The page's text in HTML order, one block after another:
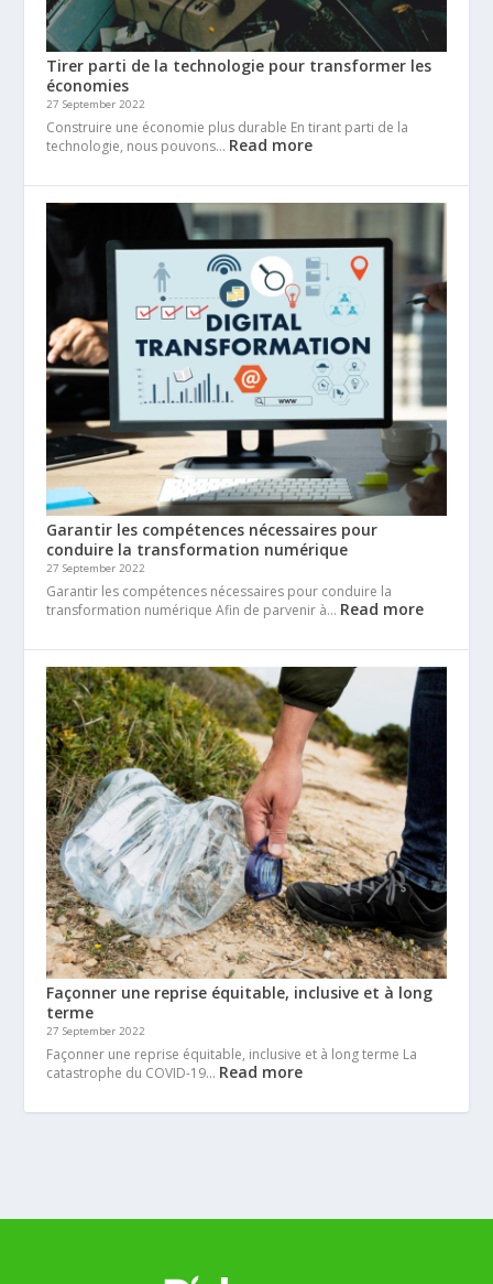
Tirer parti de la technologie pour transformer les
économies
27 September 2022
Construire une économie plus durable En tirant parti de la
technologie, nous pouvons… Read more
Garantir les compétences nécessaires pour
conduire la transformation numérique
27 September 2022
Garantir les compétences nécessaires pour conduire la
transformation numérique Afin de parvenir à… Read more
Façonner une reprise équitable, inclusive et à long
terme
27 September 2022
Façonner une reprise équitable, inclusive et à long terme La
catastrophe du COVID-19… Read more